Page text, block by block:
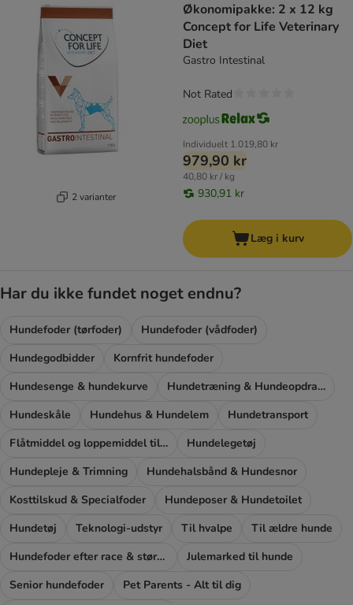
2 varianter
Økonomipakke: 2 x 12 kg
Concept for Life Veterinary
Diet
Gastro Intestinal
Individuelt 1.019,80 kr
979,90 kr
40,80 kr / kg
930,91 kr
Not Rated
Læg i kurv
Har du ikke fundet noget endnu?
Hundefoder (tørfoder)
Hundefoder (vådfoder)
Hundegodbidder
Kornfrit hundefoder
Hundesenge & hundekurve
Hundetræning & Hundeopdragelse
Hundeskåle
Hundehus & Hundelem
Hundetransport
Flåtmiddel og loppemiddel til hunde
Hundelegetøj
Hundepleje & Trimning
Hundehalsbånd & Hundesnor
Kosttilskud & Specialfoder
Hundeposer & Hundetoilet
Hundetøj
Teknologi-udstyr Til hvalpe
Til ældre hunde
Hundefoder efter race & størrelse
Julemarked til hunde
Senior hundefoder
Pet Parents - Alt til dig